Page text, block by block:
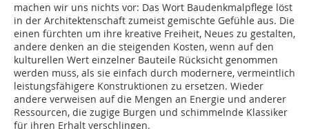
machen wir uns nichts vor: Das Wort Baudenkmalpflege löst
in der Architektenschaft zumeist gemischte Gefühle aus. Die
einen fürchten um ihre kreative Freiheit, Neues zu gestalten,
andere denken an die steigenden Kosten, wenn auf den
kulturellen Wert einzelner Bauteile Rücksicht genommen
werden muss, als sie einfach durch modernere, vermeintlich
leistungsfähigere Konstruktionen zu ersetzen. Wieder
andere verweisen auf die Mengen an Energie und anderer
Ressourcen, die zugige Burgen und schimmelnde Klassiker
für ihren Erhalt verschlingen.